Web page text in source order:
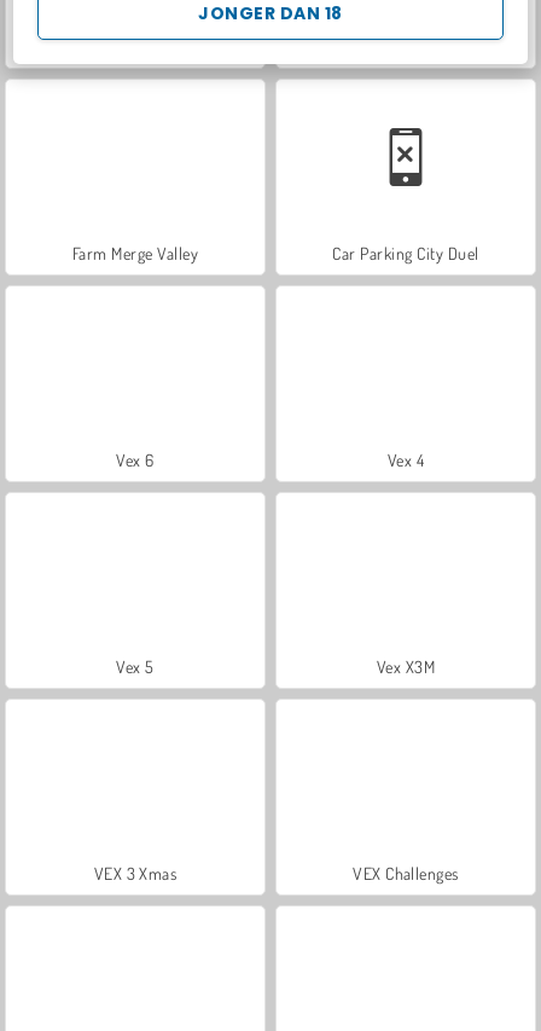
JONGER DAN 18
Hidden Object: Street of Secrets ASMR Makeover & Makeup Studio
Farm Merge Valley Car Parking City Duel
Vex 6 Vex 4
Vex 5 Vex X3M
VEX 3 Xmas VEX Challenges